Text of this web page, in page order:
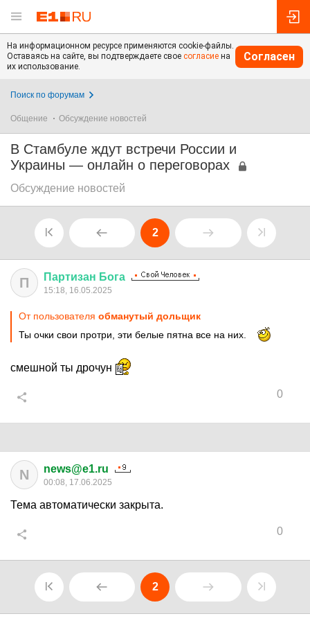
На информационном ресурсе применяются cookie-файлы.
Оставаясь на сайте, вы подтверждаете свое согласие на
их использование.
Согласен
Поиск по форумам
Общение Обсуждение новостей
В Стамбуле ждут встречи России и
Украины — онлайн о переговорах
Обсуждение новостей
2
П Партизан Бога
15:18, 16.05.2025
От пользователя обманутый дольщик
Ты очки свои протри, эти белые пятна все на них.
смешной ты дрочун
0
N news@e1.ru
00:08, 17.06.2025
Тема автоматически закрыта.
0
2